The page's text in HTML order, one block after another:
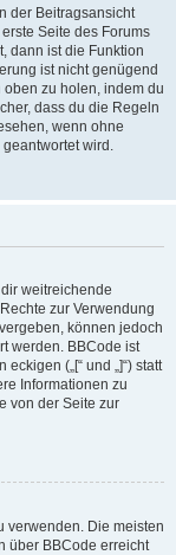
der Beitragsansicht
Seite des Forums
dann ist die Funktion
ist nicht genügend
zu holen, indem du
dass du die Regeln
wenn ohne
wird.
weitreichende
zur Verwendung
können jedoch
werden. BBCode ist
(„[“ und „]“) statt
Informationen zu
von der Seite zur
verwenden. Die meisten
über BBCode erreicht